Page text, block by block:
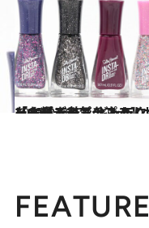
2023.12.6
【ホリデープチプラ】サリーハンセン ギャラクシーな輝きで気分上々！ 「60秒で乾く」もありがたすぎる
ビューティ＆ヘルス
FEATURE